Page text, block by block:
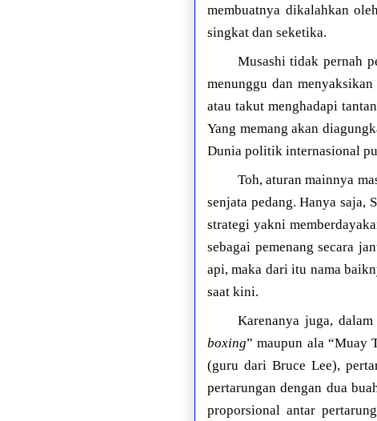
membuatnya dikalahkan
singkat dan seketika.
Musashi tidak pernah
menunggu dan
atau takut menghadapi
Yang memang akan
Dunia politik internasional
Toh, aturan mainnya
senjata pedang. Hanya saja,
strategi yakni
sebagai pemenang secara
api, maka dari itu nama
saat kini.
Karenanya juga,
boxing” maupun ala “Muay
(guru dari Bruce Lee),
pertarungan dengan dua
proporsional antar